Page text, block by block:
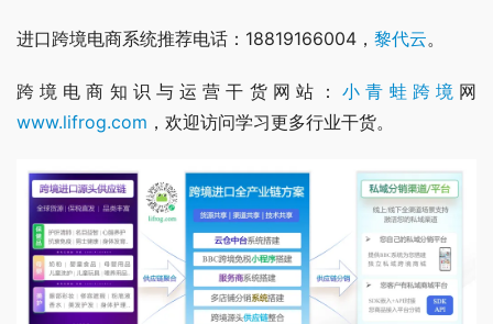
进口跨境电商系统推荐电话：18819166004， 黎代云。
跨境电商知识与运营干货网站：小青蛙跨境 网
www.lifrog.com ，欢迎访问学习更多行业干货。